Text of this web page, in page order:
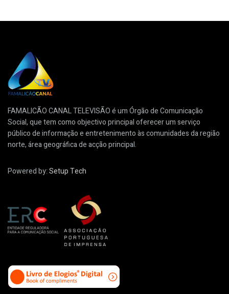
FAMALICÃO CANAL TELEVISÃO é um Órgão de Comunicação
Social, que tem como objectivo principal oferecer um serviço
público de informação e entretenimento às comunidades da região
norte, área geográfica de acção principal.
Powered by:Setup Tech